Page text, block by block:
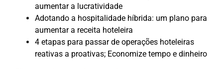
aumentar a lucratividade
Adotando a hospitalidade híbrida: um plano para
aumentar a receita hoteleira
4 etapas para passar de operações hoteleiras
reativas a proativas; Economize tempo e dinheiro